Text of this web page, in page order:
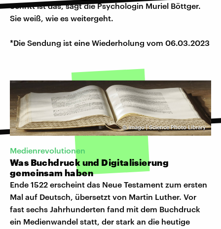
Schritt ist das, sagt die Psychologin Muriel Böttger.
Sie weiß, wie es weitergeht.
*Die Sendung ist eine Wiederholung vom 06.03.2023
©Imago | Science Photo Library
Medienrevolutionen
Was Buchdruck und Digitalisierung
gemeinsam haben
Ende 1522 erscheint das Neue Testament zum ersten
Mal auf Deutsch, übersetzt von Martin Luther. Vor
fast sechs Jahrhunderten fand mit dem Buchdruck
ein Medienwandel statt, der stark an die heutige